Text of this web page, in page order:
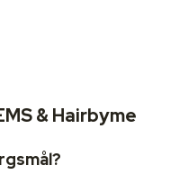
& Hairbyme